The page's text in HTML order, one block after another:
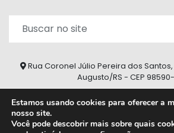
Rua Coronel Júlio Pereira dos
Augusto/RS - CEP
Estamos usando cookies para oferecer a
nosso site.
Você pode descobrir mais sobre quais